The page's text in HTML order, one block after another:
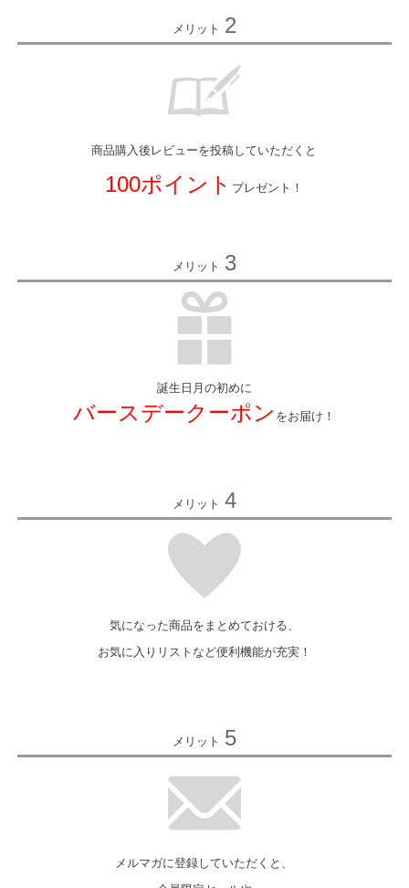
メリット 2
商品購入後レビューを投稿していただくと
100ポイント プレゼント！
メリット 3
誕生日月の初めに
バースデークーポン をお届け！
メリット 4
気になった商品をまとめておける、
お気に入りリストなど便利機能が充実！
メリット 5
メルマガに登録していただくと、